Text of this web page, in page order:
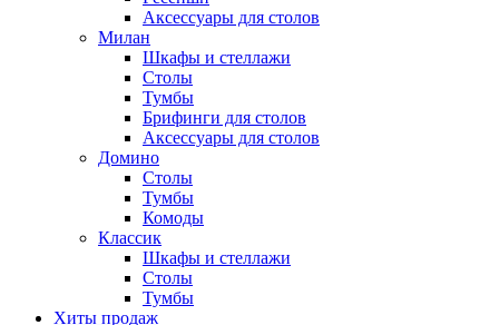
Аксессуары для столов
Милан
Шкафы и стеллажи
Столы
Тумбы
Брифинги для столов
Аксессуары для столов
Домино
Столы
Тумбы
Комоды
Классик
Шкафы и стеллажи
Столы
Тумбы
Хиты продаж